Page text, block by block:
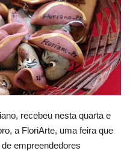
recebeu nesta quarta e
a FloriArte, uma feira que
empreendedores